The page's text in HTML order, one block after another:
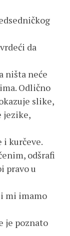
da
ništa neće
Odlično
slike,
jezike,
i kurčeve.
odšrafi
pravo u
mi imamo
je poznato